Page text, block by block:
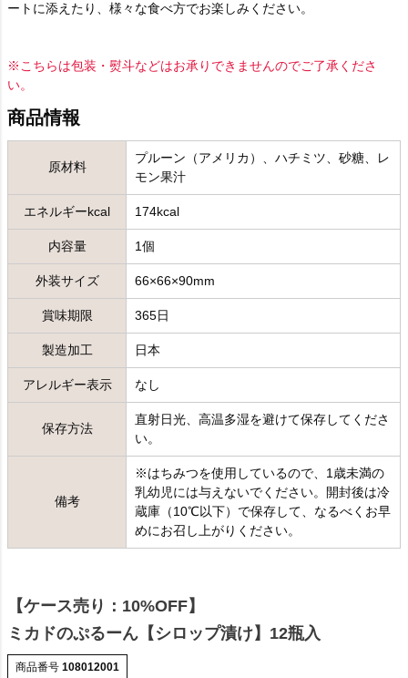
ートに添えたり、様々な食べ方でお楽しみください。
※こちらは包装・熨斗などはお承りできませんのでご了承くださ
い。
商品情報
原材料
プルーン（アメリカ）、ハチミツ、砂糖、レ
モン果汁
エネルギーkcal 174kcal
内容量 1個
外装サイズ 66×66×90mm
賞味期限 365日
製造加工 日本
アレルギー表示 なし
保存方法
直射日光、高温多湿を避けて保存してくださ
い。
備考
※はちみつを使用しているので、1歳未満の
乳幼児には与えないでください。開封後は冷
蔵庫（10℃以下）で保存して、なるべくお早
めにお召し上がりください。
【ケース売り：10%OFF】
ミカドのぷるーん【シロップ漬け】12瓶入
商品番号 108012001